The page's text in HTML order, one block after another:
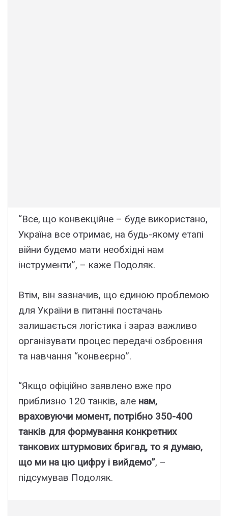
“Все, що конвекційне – буде використано,
Україна все отримає, на будь-якому етапі
війни будемо мати необхідні нам
інструменти”, – каже Подоляк.
Втім, він зазначив, що єдиною проблемою
для України в питанні постачань
залишається логістика і зараз важливо
організувати процес передачі озброєння
та навчання “конвеєрно”.
“Якщо офіційно заявлено вже про
приблизно 120 танків, але нам,
враховуючи момент, потрібно 350-400
танків для формування конкретних
танкових штурмових бригад, то я думаю,
що ми на цю цифру і вийдемо”, –
підсумував Подоляк.